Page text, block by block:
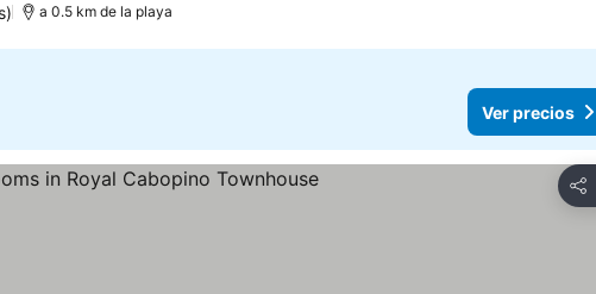
a 0.5 km de la playa
Ver precios